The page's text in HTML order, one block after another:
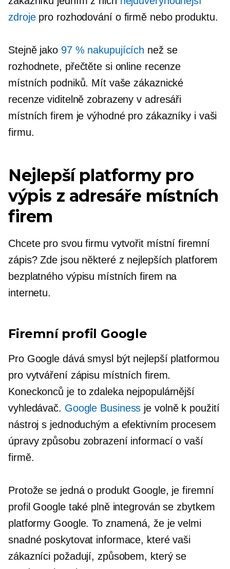
zdrojepro rozhodování o firmě nebo produktu.
Stejně jako 97 % nakupujících než se
rozhodnete, přečtěte si online recenze
místních podniků. Mít vaše zákaznické
recenze viditelně zobrazeny v adresáři
místních firem je výhodné pro zákazníky i vaši
firmu.
Nejlepší platformy pro
výpis z adresáře místních
firem
Chcete pro svou firmu vytvořit místní firemní
zápis? Zde jsou některé z nejlepších platforem
bezplatného výpisu místních firem na
internetu.
Firemní profil Google
Pro Google dává smysl být nejlepší platformou
pro vytváření zápisu místních firem.
Koneckonců je to zdaleka nejpopulárnější
vyhledávač. Google Business je volně k použití
nástroj s jednoduchým a efektivním procesem
úpravy způsobu zobrazení informací o vaší
firmě.
Protože se jedná o produkt Google, je firemní
profil Google také plně integrován se zbytkem
platformy Google. To znamená, že je velmi
snadné poskytovat informace, které vaši
zákazníci požadují, způsobem, který se